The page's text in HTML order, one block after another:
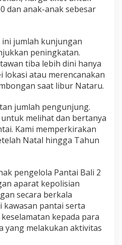
dan anak-anak sebesar
jumlah kunjungan
peningkatan.
tiba lebih dini hanya
lokasi atau merencanakan
saat libur Nataru.
jumlah pengunjung.
melihat dan bertanya
Kami memperkirakan
Natal hingga Tahun
pengelola Pantai Bali 2
aparat kepolisian
secara berkala
kawasan pantai serta
kepada para
yang melakukan aktivitas